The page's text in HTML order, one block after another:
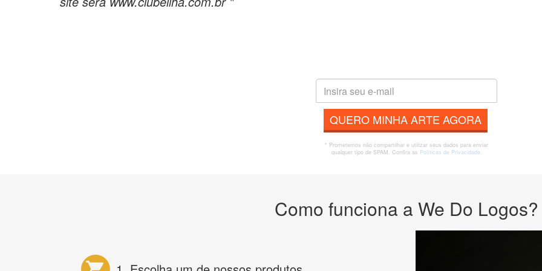
QUERO MINHA ARTE AGORA
* Prometemos não compartilhar e utilizar seus dados para enviar
qualquer tipo de SPAM. Confira as Políticas de Privacidade.
Como funciona a We Do Logos?